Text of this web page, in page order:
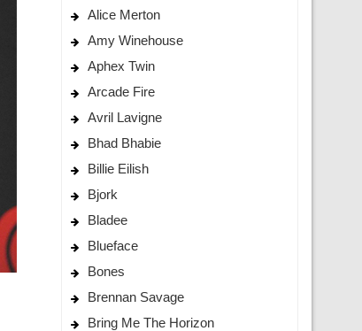
Alice Merton
Amy Winehouse
Aphex Twin
Arcade Fire
Avril Lavigne
Bhad Bhabie
Billie Eilish
Bjork
Bladee
Blueface
Bones
Brennan Savage
Bring Me The Horizon